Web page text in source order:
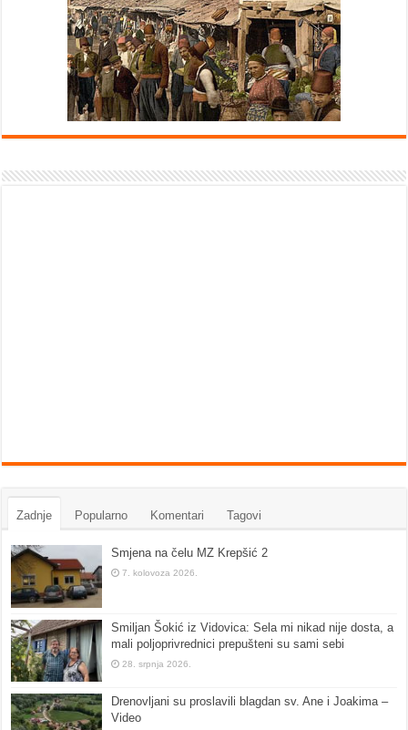
Zadnje Popularno Komentari Tagovi
Smjena na čelu MZ Krepšić 2
7. kolovoza 2026.
Smiljan Šokić iz Vidovica: Sela mi nikad nije dosta, a
mali poljoprivrednici prepušteni su sami sebi
28. srpnja 2026.
Drenovljani su proslavili blagdan sv. Ane i Joakima –
Video